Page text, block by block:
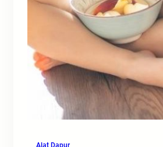
Alat Dapur